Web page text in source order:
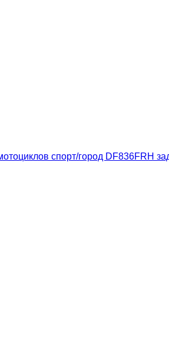
спорт/город DF836FRH